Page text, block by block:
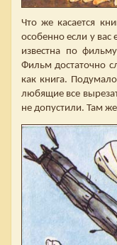
Что же касается
особенно если у вас
известна по
Фильм достаточно
как книга.
любящие все
не допустили. Там